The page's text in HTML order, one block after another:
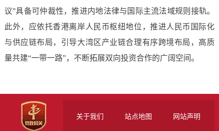
议”具备可仲裁性，推进内地法律与国际主流法域规则接轨。
此外，应依托香港离岸人民币枢纽地位，推进人民币国际化
与供应链布局，引导大湾区产业链合理有序跨境布局，高质
量共建“一带一路”，不断拓展双向投资合作的广阔空间。
关于我们 站点地图 网站声明